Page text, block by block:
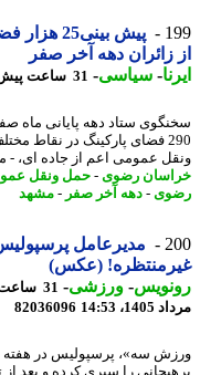
پیش بینی25
زائران دهه آخر صفر
-سیاسی-31 ساعت پیش - پنجشنبه 15 مرداد 1405، 14:55
290 فضای پارکینگ در نقاط
عمومی اعم از جاده ای، -
رضوی-حمل ونقل عمومی
-دهه آخر صفر-مشهد
مدیرعامل پرسپولیس و
(عکس)
-ورزشی-
14:53
82036096
سه»، پرسپولیس در هفته های
را سپری کرده و بعد از